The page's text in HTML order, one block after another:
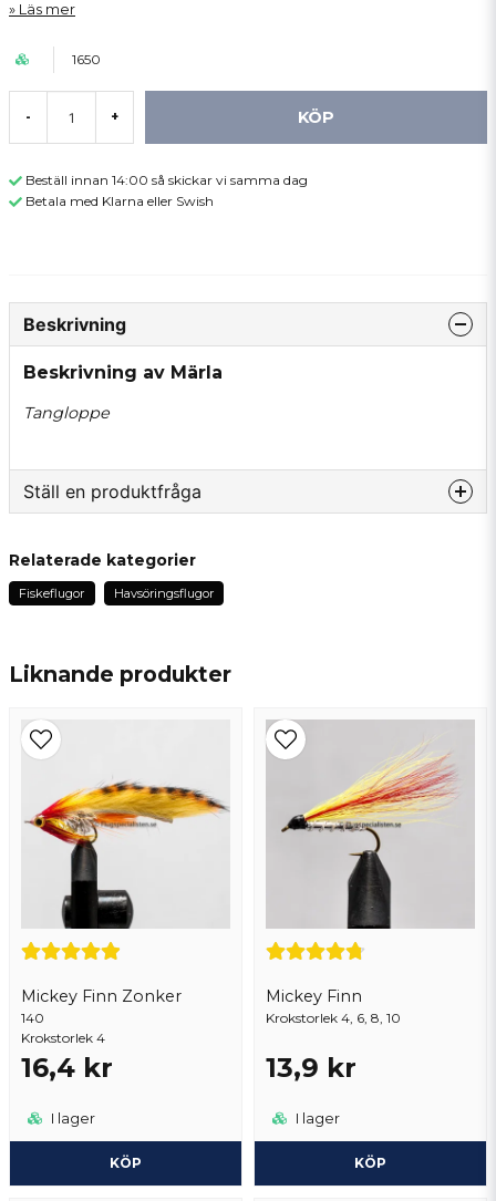
Läs mer
1650
- + KÖP
Beställ innan 14:00 så skickar vi samma dag
Betala med Klarna eller Swish
Liknande produkter
Mickey Finn Zonker
140
Krokstorlek 4
16,4 kr
I lager
KÖP
Mickey Finn
Krokstorlek 4, 6, 8, 10
13,9 kr
I lager
KÖP
Beskrivning
Beskrivning av Märla
Tangloppe
Ställ en produktfråga
Fråga oss något om denna produkten...
Namn
email
Mejladress
Ja, ni får publicera min fråga
Skicka fråga
Relaterade kategorier
Fiskeflugor Havsöringsflugor